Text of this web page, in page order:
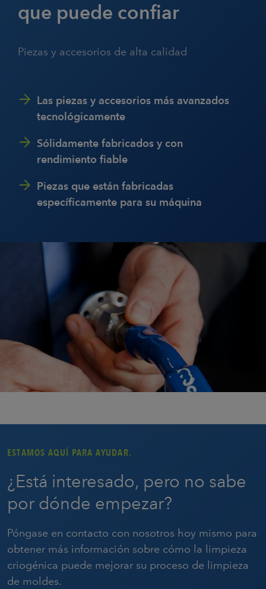
que puede confiar
Piezas y accesorios de alta calidad
Las piezas y accesorios más avanzados
tecnológicamente
Sólidamente fabricados y con
rendimiento fiable
Piezas que están fabricadas
específicamente para su máquina
ESTAMOS AQUÍ PARA AYUDAR.
¿Está interesado, pero no sabe
por dónde empezar?
Póngase en contacto con nosotros hoy mismo para
obtener más información sobre cómo la limpieza
criogénica puede mejorar su proceso de limpieza
de moldes.